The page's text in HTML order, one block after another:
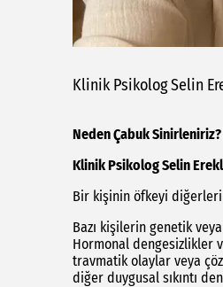
Klinik Psikolog Selin
Neden Çabuk
Klinik Psikolog Selin
Bir kişinin öfkeyi
Bazı kişilerin genetik
Hormonal dengesizlikler
travmatik olaylar veya
diğer duygusal sıkıntı